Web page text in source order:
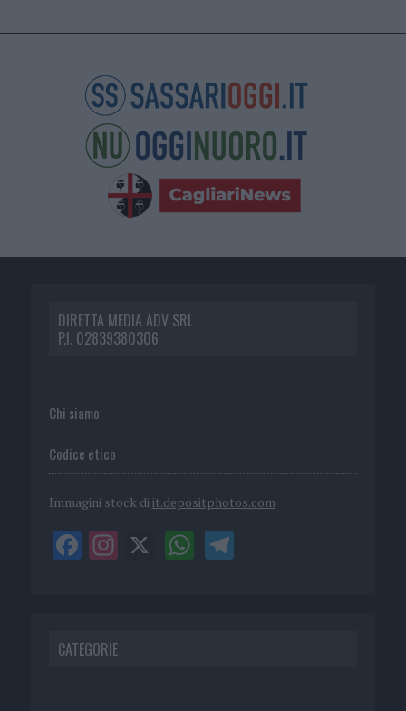
DIRETTA MEDIA ADV SRL
P.I. 02839380306
Chi siamo
Codice etico
Immagini stock di it.depositphotos.com
CATEGORIE